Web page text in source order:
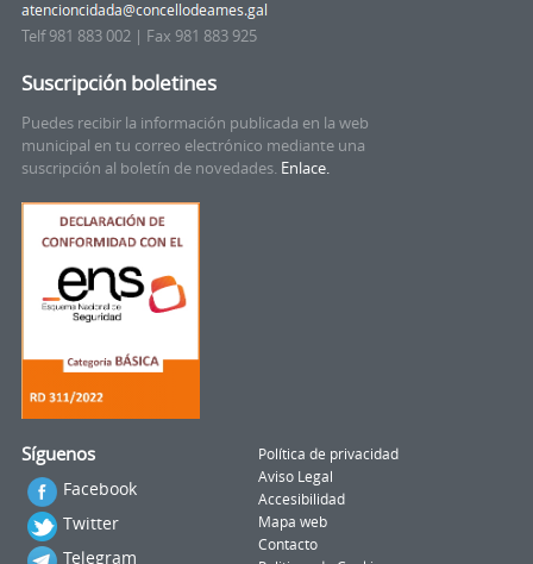
Telf 981 883 002 | Fax 981 883 925
Suscripción boletines
Puedes recibir la información publicada en la web
municipal en tu correo electrónico mediante una
suscripción al boletín de novedades. Enlace.
Síguenos
Facebook
Twitter
Telegram
Política de privacidad
Aviso Legal
Accesibilidad
Mapa web
Contacto